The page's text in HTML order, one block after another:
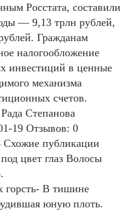
Росстата, составили
— 9,13 трлн рублей,
Гражданам
налогообложение
инвестиций в ценные
механизма
счетов.
Степанова
19 Отзывов: 0
публикации
цвет глаз Волосы
горсть- В тишине
юную плоть.